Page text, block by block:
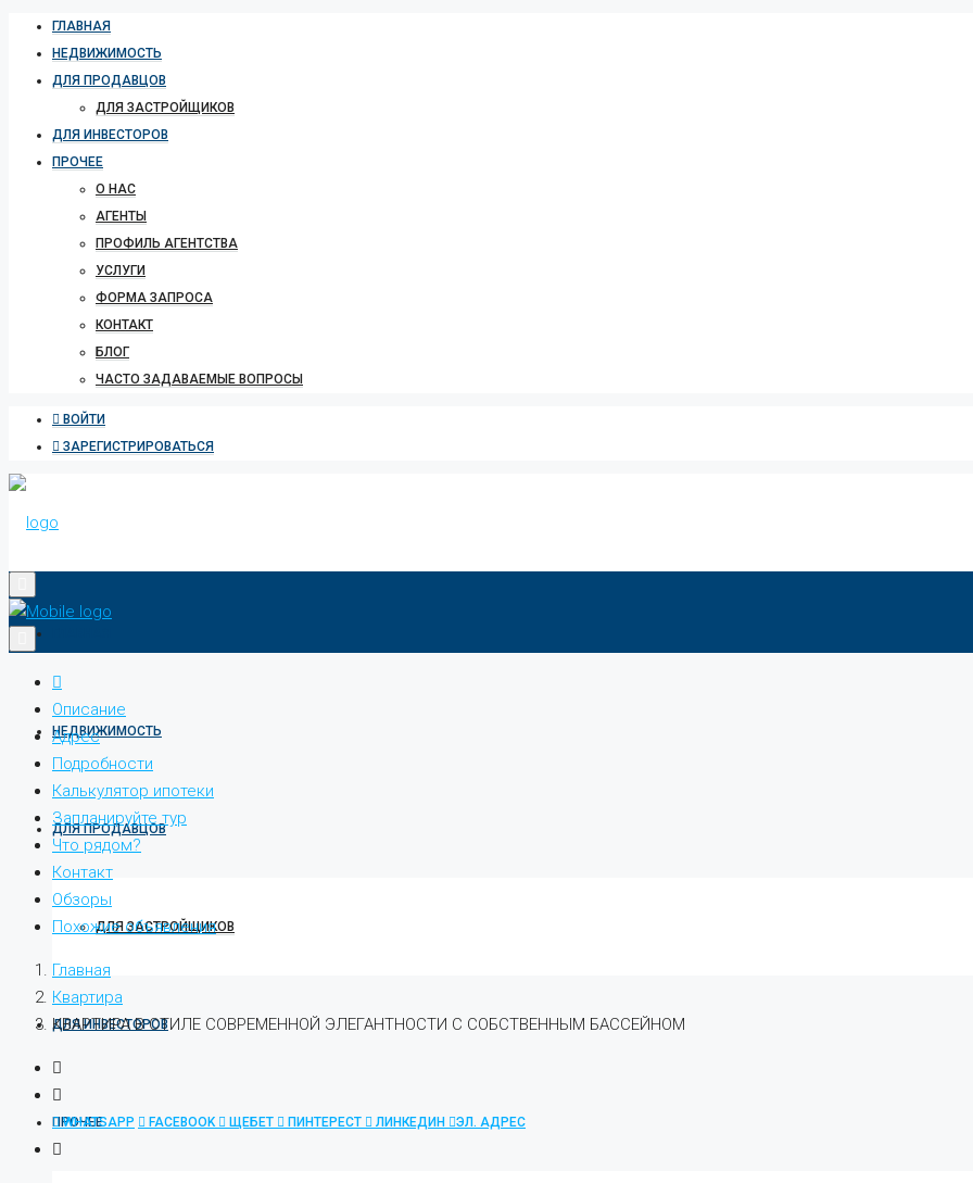
ГЛАВНАЯ
НЕДВИЖИМОСТЬ
ДЛЯ ПРОДАВЦОВ
ДЛЯ ЗАСТРОЙЩИКОВ
ДЛЯ ИНВЕСТОРОВ
ПРОЧЕЕ
О НАС
АГЕНТЫ
ПРОФИЛЬ АГЕНТСТВА
УСЛУГИ
ФОРМА ЗАПРОСА
КОНТАКТ
БЛОГ
ЧАСТО ЗАДАВАЕМЫЕ ВОПРОСЫ
ВОЙТИ
ЗАРЕГИСТРИРОВАТЬСЯ
НЕДВИЖИМОСТЬ
ДЛЯ ПРОДАВЦОВ
ДЛЯ ЗАСТРОЙЩИКОВ
ДЛЯ ИНВЕСТОРОВ
ПРОЧЕЕ
Описание
Адрес
Подробности
Калькулятор ипотеки
Запланируйте тур
Что рядом?
Контакт
Обзоры
Похожие объявления
Главная
Квартира
КВАРТИРА В СТИЛЕ СОВРЕМЕННОЙ ЭЛЕГАНТНОСТИ С СОБСТВЕННЫМ БАССЕЙНОМ
WHATSAPP FACEBOOK ЩЕБЕТ ПИНТЕРЕСТ ЛИНКЕДИН ЭЛ. АДРЕС